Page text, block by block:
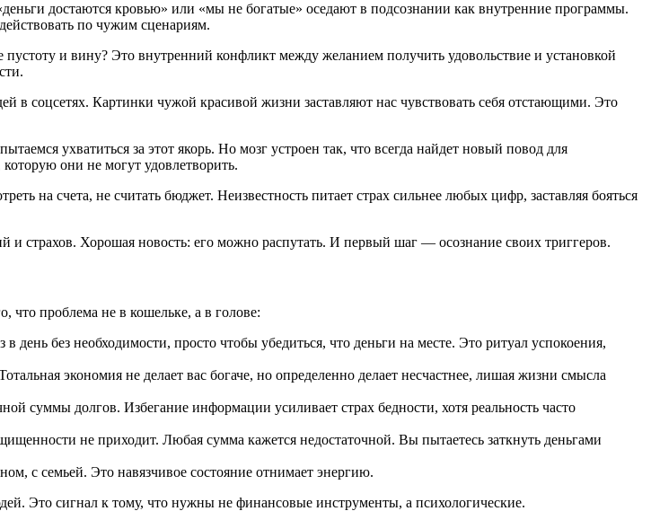
достаются кровью» или «мы не богатые» оседают в подсознании как внутренние программы.
по чужим сценариям.
и вину? Это внутренний конфликт между желанием получить удовольствие и установкой
в соцсетях. Картинки чужой красивой жизни заставляют нас чувствовать себя отстающими. Это
ухватиться за этот якорь. Но мозг устроен так, что всегда найдет новый повод для
они не могут удовлетворить.
на счета, не считать бюджет. Неизвестность питает страх сильнее любых цифр, заставляя бояться
и страхов. Хорошая новость: его можно распутать. И первый шаг — осознание своих триггеров.
что проблема не в кошельке, а в голове:
день без необходимости, просто чтобы убедиться, что деньги на месте. Это ритуал успокоения,
экономия не делает вас богаче, но определенно делает несчастнее, лишая жизни смысла
суммы долгов. Избегание информации усиливает страх бедности, хотя реальность часто
не приходит. Любая сумма кажется недостаточной. Вы пытаетесь заткнуть деньгами
с семьей. Это навязчивое состояние отнимает энергию.
Это сигнал к тому, что нужны не финансовые инструменты, а психологические.